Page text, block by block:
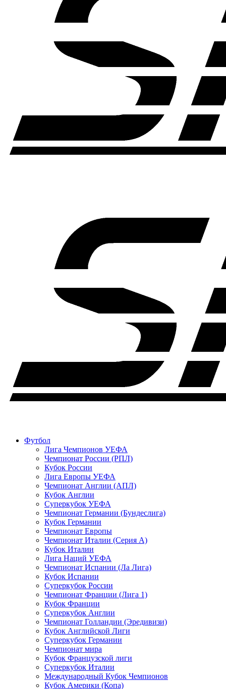
Футбол
Лига Чемпионов УЕФА
Чемпионат России (РПЛ)
Кубок России
Лига Европы УЕФА
Чемпионат Англии (АПЛ)
Кубок Англии
Суперкубок УЕФА
Чемпионат Германии (Бундеслига)
Кубок Германии
Чемпионат Европы
Чемпионат Италии (Серия А)
Кубок Италии
Лига Наций УЕФА
Чемпионат Испании (Ла Лига)
Кубок Испании
Суперкубок России
Чемпионат Франции (Лига 1)
Кубок Франции
Суперкубок Англии
Чемпионат Голландии (Эредивизи)
Кубок Английской Лиги
Суперкубок Германии
Чемпионат мира
Кубок Французской лиги
Суперкубок Италии
Международный Кубок Чемпионов
Кубок Америки (Копа)